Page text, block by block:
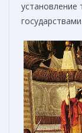
государствами.